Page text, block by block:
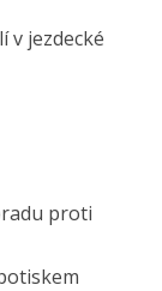
v jezdecké
proti